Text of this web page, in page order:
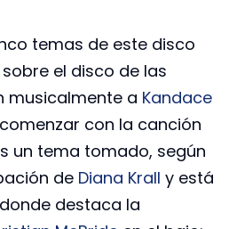
temas de este disco
el disco de las
musicalmente a Kandace
con la canción
un tema tomado, según
de Diana Krall y está
destaca la